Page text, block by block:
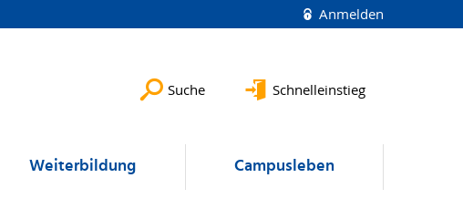
Anmelden
Suche Schnelleinstieg
Weiterbildung Campusleben